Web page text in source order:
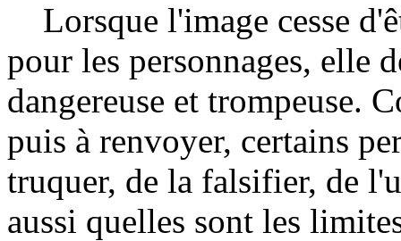
Lorsque l'image cesse
pour les personnages, elle
dangereuse et trompeuse.
puis à renvoyer, certains
truquer, de la falsifier, de
aussi quelles sont les